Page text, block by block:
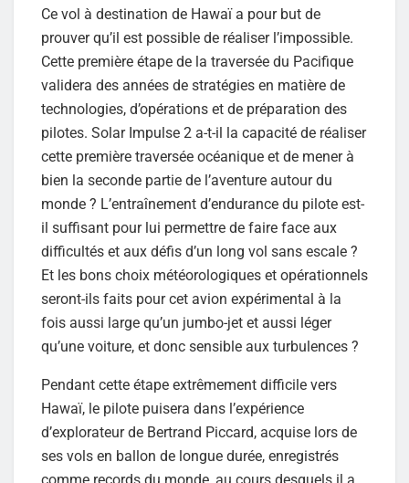
Ce vol à destination de Hawaï a pour but de
prouver qu’il est possible de réaliser l’impossible.
Cette première étape de la traversée du Pacifique
validera des années de stratégies en matière de
technologies, d’opérations et de préparation des
pilotes. Solar Impulse 2 a-t-il la capacité de réaliser
cette première traversée océanique et de mener à
bien la seconde partie de l’aventure autour du
monde ? L’entraînement d’endurance du pilote est-
il suffisant pour lui permettre de faire face aux
difficultés et aux défis d’un long vol sans escale ?
Et les bons choix météorologiques et opérationnels
seront-ils faits pour cet avion expérimental à la
fois aussi large qu’un jumbo-jet et aussi léger
qu’une voiture, et donc sensible aux turbulences ?
Pendant cette étape extrêmement difficile vers
Hawaï, le pilote puisera dans l’expérience
d’explorateur de Bertrand Piccard, acquise lors de
ses vols en ballon de longue durée, enregistrés